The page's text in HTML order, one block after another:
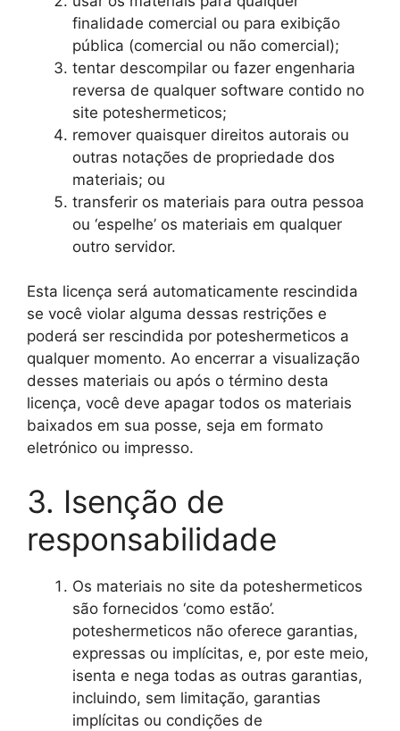
finalidade comercial ou para exibição
pública (comercial ou não comercial);
tentar descompilar ou fazer engenharia
reversa de qualquer software contido no
site poteshermeticos;
remover quaisquer direitos autorais ou
outras notações de propriedade dos
materiais; ou
transferir os materiais para outra pessoa
ou ‘espelhe’ os materiais em qualquer
outro servidor.
Esta licença será automaticamente rescindida
se você violar alguma dessas restrições e
poderá ser rescindida por poteshermeticos a
qualquer momento. Ao encerrar a visualização
desses materiais ou após o término desta
licença, você deve apagar todos os materiais
baixados em sua posse, seja em formato
eletrónico ou impresso.
3. Isenção de
responsabilidade
Os materiais no site da poteshermeticos
são fornecidos ‘como estão’.
poteshermeticos não oferece garantias,
expressas ou implícitas, e, por este meio,
isenta e nega todas as outras garantias,
incluindo, sem limitação, garantias
implícitas ou condições de